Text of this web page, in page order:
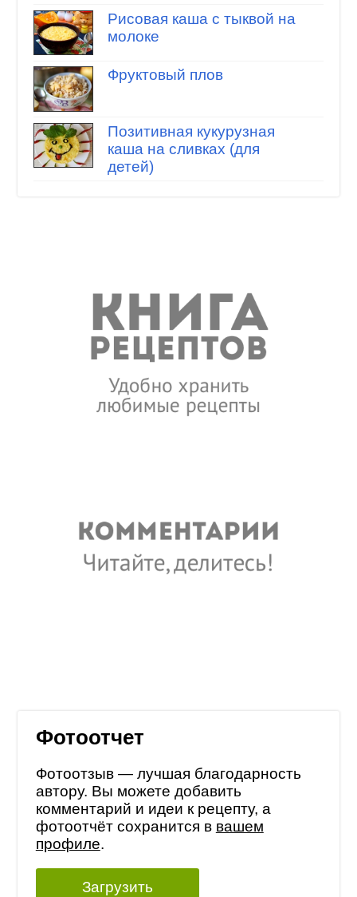
Рисовая каша с тыквой на
молоке
Фруктовый плов
Позитивная кукурузная
каша на сливках (для
детей)
Фотоотчет
Фотоотзыв — лучшая благодарность
автору. Вы можете добавить
комментарий и идеи к рецепту, а
фотоотчёт сохранится в вашем
профиле.
Загрузить